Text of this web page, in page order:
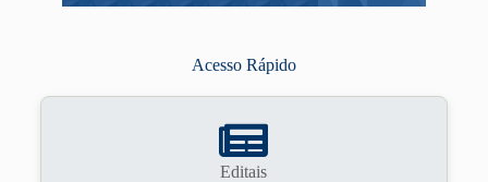
Acesso Rápido
Editais